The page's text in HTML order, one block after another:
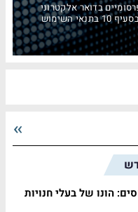
בדואר אלקטרוני
השימוש
הונו של בעלי חנויות